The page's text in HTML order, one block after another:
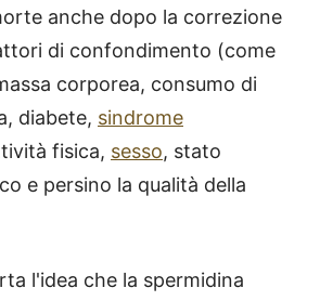
anche dopo la correzione
di confondimento (come
corporea, consumo di
diabete, sindrome
fisica, sesso, stato
e persino la qualità della
l'idea che la spermidina